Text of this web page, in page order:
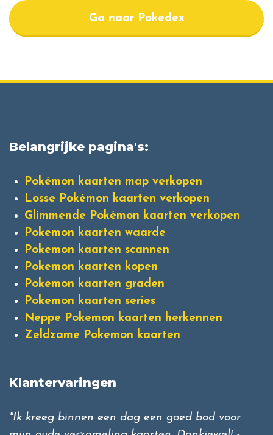
Ga naar Pokedex
Belangrijke pagina's:
Pokémon kaarten map verkopen
Losse Pokémon kaarten verkopen
Glimmende Pokémon kaarten verkopen
Pokemon kaarten waarde
Pokemon kaarten scannen
Pokemon kaarten kopen
Pokemon kaarten graden
Pokemon kaarten series
Neppe Pokemon kaarten herkennen
Zeldzame Pokemon kaarten
Klantervaringen
"Ik kreeg binnen een dag een goed bod voor